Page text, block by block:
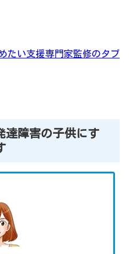
たい支援専門家監修のタブ
達障害の子供にす